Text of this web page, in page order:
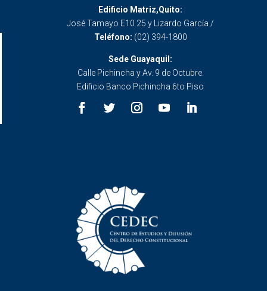
Edificio Matriz,Quito:
José Tamayo E10 25 y Lizardo García /
Teléfono: (02) 394-1800
Sede Guayaquil:
Calle Pichincha y Av. 9 de Octubre.
Edificio Banco Pichincha 6to Piso